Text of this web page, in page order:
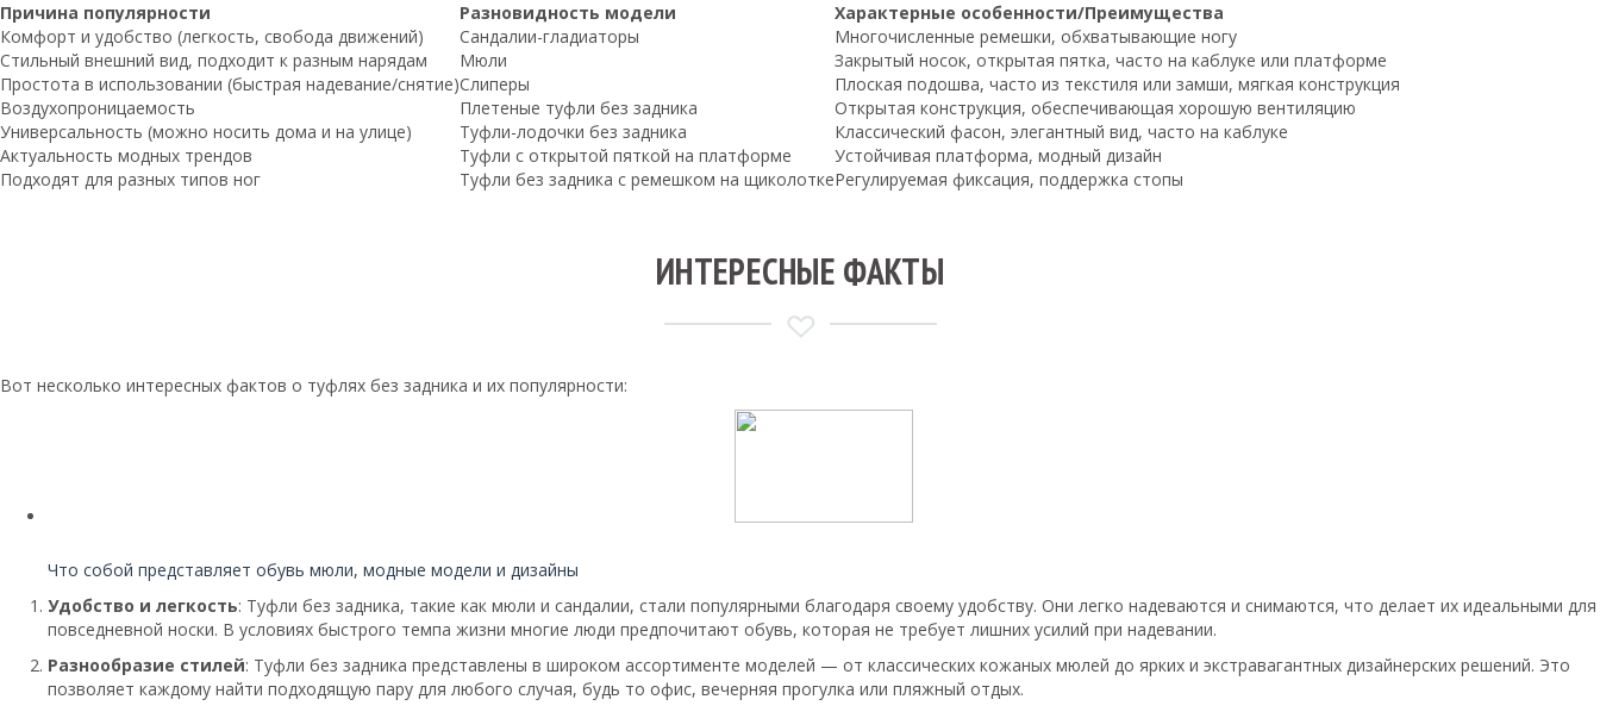
Причина популярности
Разновидность модели
Характерные особенности/Преимущества
Комфорт и удобство (легкость, свобода движений)
Сандалии-гладиаторы
Многочисленные ремешки, обхватывающие ногу
Стильный внешний вид, подходит к разным нарядам
Мюли
Закрытый носок, открытая пятка, часто на каблуке или платформе
Простота в использовании (быстрая надевание/снятие)Слиперы
Плоская подошва, часто из текстиля или замши, мягкая конструкция
Воздухопроницаемость
Плетеные туфли без задника
Открытая конструкция, обеспечивающая хорошую вентиляцию
Универсальность (можно носить дома и на улице)
Туфли-лодочки без задника
Классический фасон, элегантный вид, часто на каблуке
Актуальность модных трендов
Туфли с открытой пяткой на платформе
Устойчивая платформа, модный дизайн
Подходят для разных типов ног
Туфли без задника с ремешком на щиколоткеРегулируемая фиксация, поддержка стопы
ИНТЕРЕСНЫЕ ФАКТЫ
Вот несколько интересных фактов о туфлях без задника и их популярности:
Что собой представляет обувь мюли, модные модели и дизайны
Удобство и легкость: Туфли без задника, такие как мюли и сандалии, стали популярными благодаря своему удобству. Они легко надеваются и снимаются, что делает их идеальными для
повседневной носки. В условиях быстрого темпа жизни многие люди предпочитают обувь, которая не требует лишних усилий при надевании.
Разнообразие стилей: Туфли без задника представлены в широком ассортименте моделей — от классических кожаных мюлей до ярких и экстравагантных дизайнерских решений. Это
позволяет каждому найти подходящую пару для любого случая, будь то офис, вечерняя прогулка или пляжный отдых.